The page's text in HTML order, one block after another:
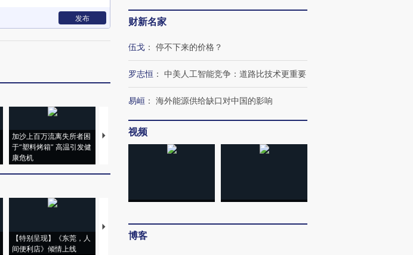
发布
加沙上百万流离失所者困
于“塑料烤箱” 高温引发健
康危机
马航飞行员跨国走私7万
粒摇头丸 尿检体内含3种
泽连斯基密集出访美英 索
秘鲁纳斯卡观光飞机坠毁
【特别呈现】《东莞，人
间便利店》倾情上线
【推广】走进第四届链博
会，让数智科技“链”接产
【商旅对话】华住集团
财新名家
伍戈 ： 停不下来的价格？
罗志恒 ： 中美人工智能竞争：道路比技术更重要
易峘 ： 海外能源供给缺口对中国的影响
视频
博客